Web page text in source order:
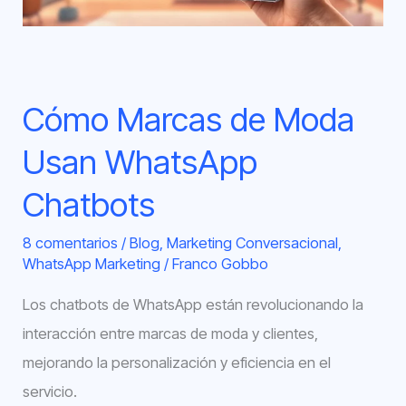
Cómo Marcas de Moda
Usan WhatsApp
Chatbots
8 comentarios /Blog,Marketing Conversacional,
WhatsApp Marketing /Franco Gobbo
Los chatbots de WhatsApp están revolucionando la
interacción entre marcas de moda y clientes,
mejorando la personalización y eficiencia en el
servicio.
Chatbots